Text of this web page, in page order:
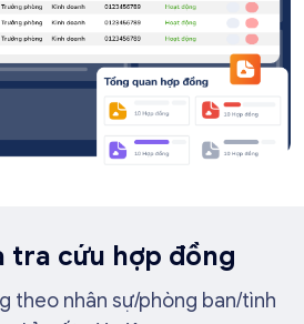
tra cứu hợp đồng
theo nhân sự/phòng ban/tình